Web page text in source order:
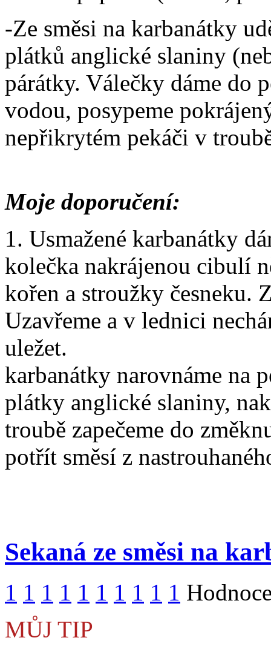
-Ze směsi na karbanátky
plátků anglické slaniny
párátky. Válečky dáme do
vodou, posypeme
nepřikrytém pekáči v
Moje doporučení:
1. Usmažené karbanátky
kolečka nakrájenou cibulí
kořen a stroužky česneku.
Uzavřeme a v lednici
uležet.
karbanátky narovnáme na
plátky anglické slaniny,
troubě zapečeme do
potřít směsí z
Sekaná ze směsi na
1 1 1 1 1 1 1 1 1 1
MŮJ TIP